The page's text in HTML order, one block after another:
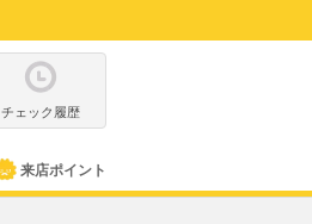
チェック履歴
来店ポイント